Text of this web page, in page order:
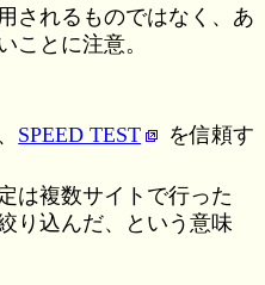
されるものではなく、あ
ことに注意。
SPEED TEST
を信頼す
は複数サイトで行った
り込んだ、という意味